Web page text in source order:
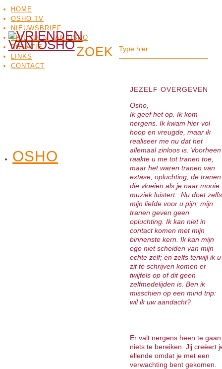
HOME
OSHO TV
NIEUWSBRIEF
VRIENDEN VAN OSHO
DONATIE
LINKS
CONTACT
OSHOOSHO MEDITATIE
JEZELF OVERGEVEN
Osho,
Ik geef het op. Ik kom
nergens. Ik kwam hier vol
hoop en vreugde, maar ik
realiseer me nu dat het
allemaal zinloos is. Voorheen
raakte u me tot tranen toe,
maar het waren tranen van
extase, opluchting, de tranen
die vloeien als je naar mooie
muziek luistert. Nu doet zelfs
mijn liefde voor u pijn; mijn
tranen geven geen
opluchting. Ik kan niet in
contact komen met mijn
binnenste kern. Ik kan mijn
ego niet scheiden van mijn
echte zelf; en zelfs terwijl ik u
zit te schrijven komen er
twijfels op of dit geen
zelfmedelijden is. Ben ik
misschien op een mind trip:
wil ik uw aandacht?
Er valt nergens heen te
niets te bereiken. Jij creëert
ellende omdat je met een
verwachting bent gekomen.